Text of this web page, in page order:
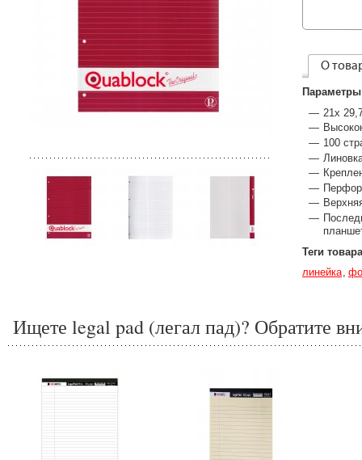
О
Параметры
21x
100
Теги товара
линейка
Ищете legal pad (легал пад)? Обратите